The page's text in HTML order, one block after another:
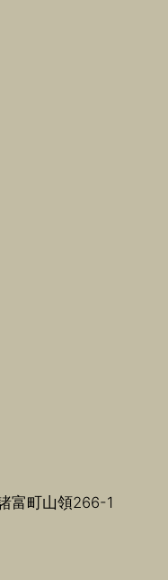
富町山領266-1